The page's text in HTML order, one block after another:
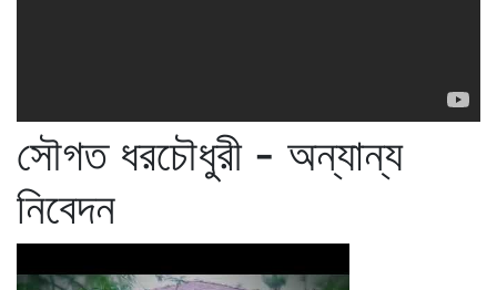
সৌগত ধরচৌধুরী - অন্যান্য
নিবেদন